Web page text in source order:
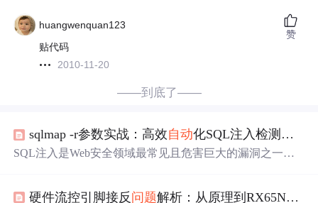
huangwenquan123
贴代码
2010-11-20
赞
——到底了——
sqlmap -r参数实战：高效自动化SQL注入检测与复杂请求处理
SQL注入是Web安全领域最常见且危害巨大的漏洞之一，
估中，自动化检测工具能极大提升效率与覆盖率。sqlmap
硬件流控引脚接反 问题解析：从原理到RX65N开发板的软件规避方案